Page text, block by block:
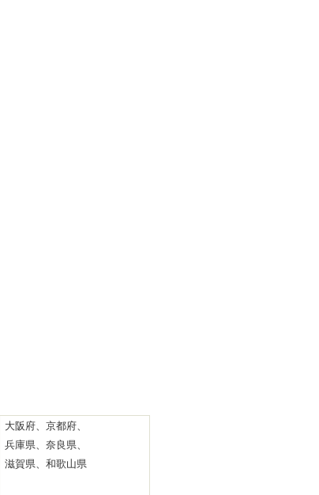
大阪府、京都府、
兵庫県、奈良県、
滋賀県、和歌山県